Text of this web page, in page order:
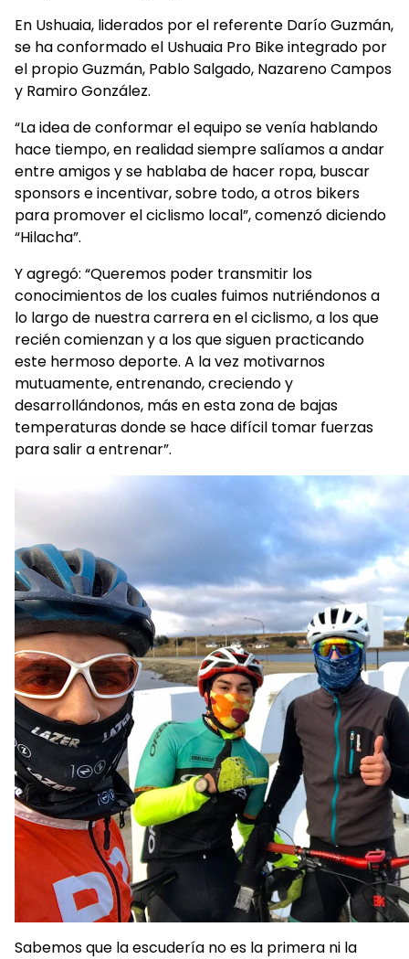
En Ushuaia, liderados por el referente Darío Guzmán,
se ha conformado el Ushuaia Pro Bike integrado por
el propio Guzmán, Pablo Salgado, Nazareno Campos
y Ramiro González.
“La idea de conformar el equipo se venía hablando
hace tiempo, en realidad siempre salíamos a andar
entre amigos y se hablaba de hacer ropa, buscar
sponsors e incentivar, sobre todo, a otros bikers
para promover el ciclismo local”, comenzó diciendo
“Hilacha”.
Y agregó: “Queremos poder transmitir los
conocimientos de los cuales fuimos nutriéndonos a
lo largo de nuestra carrera en el ciclismo, a los que
recién comienzan y a los que siguen practicando
este hermoso deporte. A la vez motivarnos
mutuamente, entrenando, creciendo y
desarrollándonos, más en esta zona de bajas
temperaturas donde se hace difícil tomar fuerzas
para salir a entrenar”.
Sabemos que la escudería no es la primera ni la